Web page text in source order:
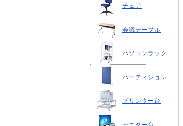
チェア
会議テーブル
パソコンラック
パーティション
プリンター台
モニター台